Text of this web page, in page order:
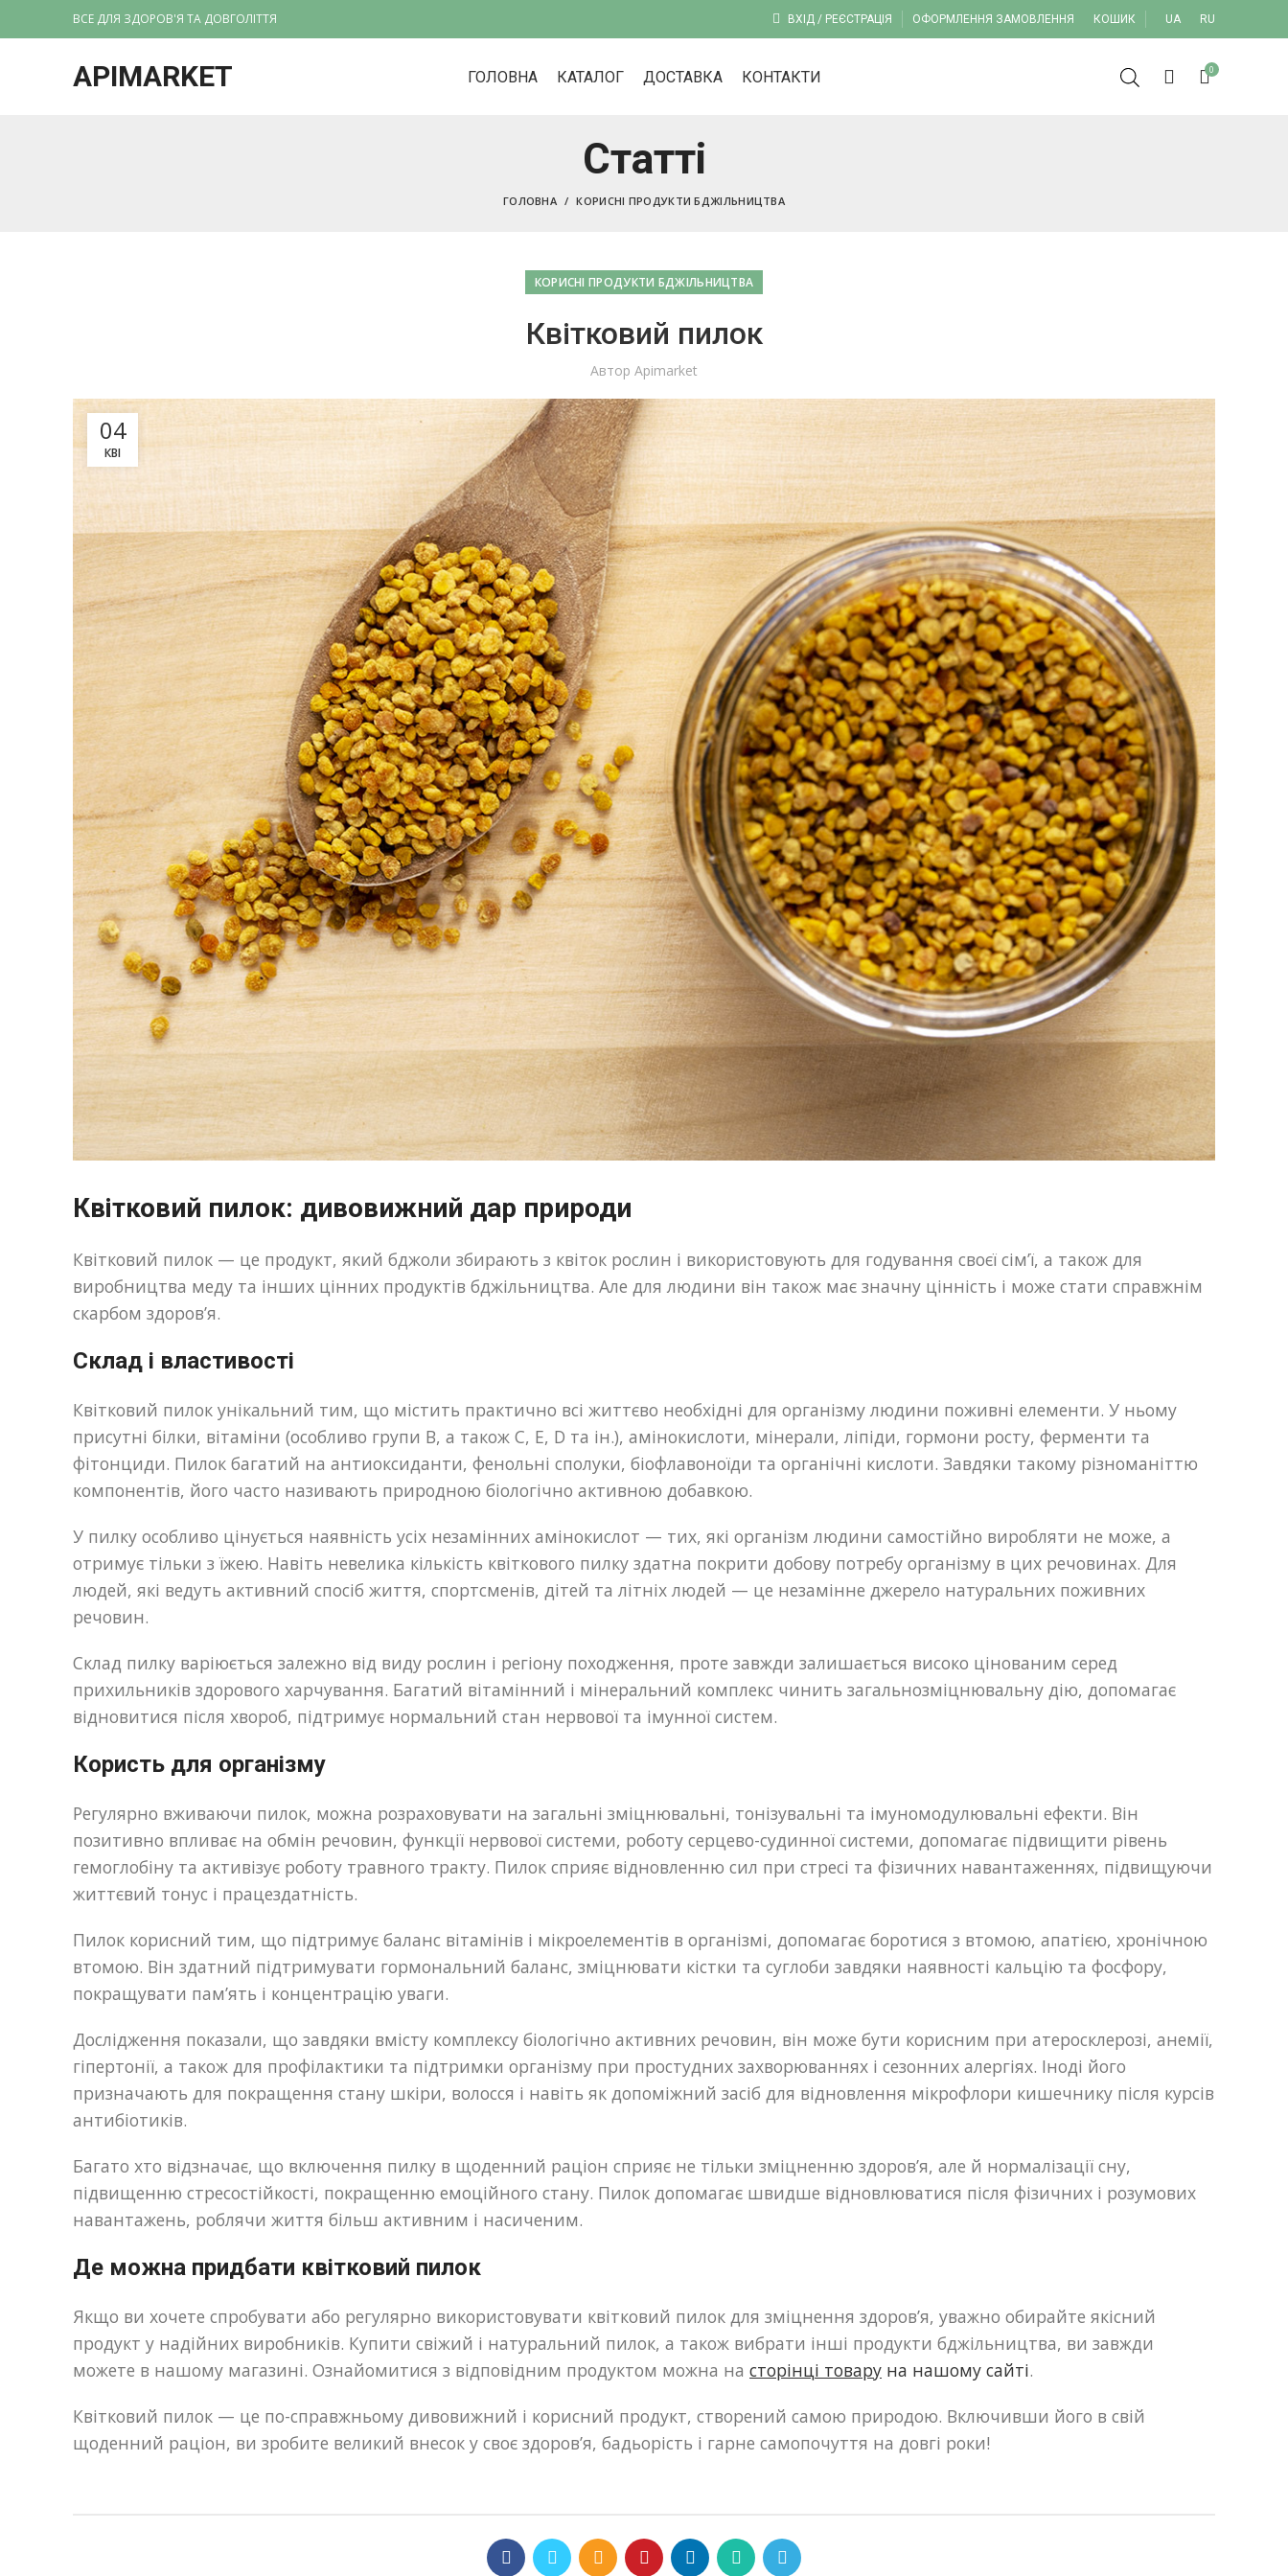
ВСЕ ДЛЯ ЗДОРОВ'Я ТА ДОВГОЛІТТЯ ВХІД / РЕЄСТРАЦІЯ ОФОРМЛЕННЯ ЗАМОВЛЕННЯ КОШИК UA RU
APIMARKET ГОЛОВНА КАТАЛОГ ДОСТАВКА КОНТАКТИ 0
Статті
ГОЛОВНА КОРИСНІ ПРОДУКТИ БДЖІЛЬНИЦТВА
КОРИСНІ ПРОДУКТИ БДЖІЛЬНИЦТВА
Квітковий пилок
Автор Apimarket
04
КВІ
Квітковий пилок: дивовижний дар природи
Квітковий пилок — це продукт, який бджоли збирають з квіток рослин і використовують для годування своєї сім’ї, а також для
виробництва меду та інших цінних продуктів бджільництва. Але для людини він також має значну цінність і може стати справжнім
скарбом здоров’я.
Склад і властивості
Квітковий пилок унікальний тим, що містить практично всі життєво необхідні для організму людини поживні елементи. У ньому
присутні білки, вітаміни (особливо групи B, а також C, E, D та ін.), амінокислоти, мінерали, ліпіди, гормони росту, ферменти та
фітонциди. Пилок багатий на антиоксиданти, фенольні сполуки, біофлавоноїди та органічні кислоти. Завдяки такому різноманіттю
компонентів, його часто називають природною біологічно активною добавкою.
У пилку особливо цінується наявність усіх незамінних амінокислот — тих, які організм людини самостійно виробляти не може, а
отримує тільки з їжею. Навіть невелика кількість квіткового пилку здатна покрити добову потребу організму в цих речовинах. Для
людей, які ведуть активний спосіб життя, спортсменів, дітей та літніх людей — це незамінне джерело натуральних поживних
речовин.
Склад пилку варіюється залежно від виду рослин і регіону походження, проте завжди залишається високо цінованим серед
прихильників здорового харчування. Багатий вітамінний і мінеральний комплекс чинить загальнозміцнювальну дію, допомагає
відновитися після хвороб, підтримує нормальний стан нервової та імунної систем.
Користь для організму
Регулярно вживаючи пилок, можна розраховувати на загальні зміцнювальні, тонізувальні та імуномодулювальні ефекти. Він
позитивно впливає на обмін речовин, функції нервової системи, роботу серцево-судинної системи, допомагає підвищити рівень
гемоглобіну та активізує роботу травного тракту. Пилок сприяє відновленню сил при стресі та фізичних навантаженнях, підвищуючи
життєвий тонус і працездатність.
Пилок корисний тим, що підтримує баланс вітамінів і мікроелементів в організмі, допомагає боротися з втомою, апатією, хронічною
втомою. Він здатний підтримувати гормональний баланс, зміцнювати кістки та суглоби завдяки наявності кальцію та фосфору,
покращувати пам’ять і концентрацію уваги.
Дослідження показали, що завдяки вмісту комплексу біологічно активних речовин, він може бути корисним при атеросклерозі, анемії,
гіпертонії, а також для профілактики та підтримки організму при простудних захворюваннях і сезонних алергіях. Іноді його
призначають для покращення стану шкіри, волосся і навіть як допоміжний засіб для відновлення мікрофлори кишечнику після курсів
антибіотиків.
Багато хто відзначає, що включення пилку в щоденний раціон сприяє не тільки зміцненню здоров’я, але й нормалізації сну,
підвищенню стресостійкості, покращенню емоційного стану. Пилок допомагає швидше відновлюватися після фізичних і розумових
навантажень, роблячи життя більш активним і насиченим.
Де можна придбати квітковий пилок
Якщо ви хочете спробувати або регулярно використовувати квітковий пилок для зміцнення здоров’я, уважно обирайте якісний
продукт у надійних виробників. Купити свіжий і натуральний пилок, а також вибрати інші продукти бджільництва, ви завжди
можете в нашому магазині. Ознайомитися з відповідним продуктом можна на сторінці товару на нашому сайті.
Квітковий пилок — це по-справжньому дивовижний і корисний продукт, створений самою природою. Включивши його в свій
щоденний раціон, ви зробите великий внесок у своє здоров’я, бадьорість і гарне самопочуття на довгі роки!